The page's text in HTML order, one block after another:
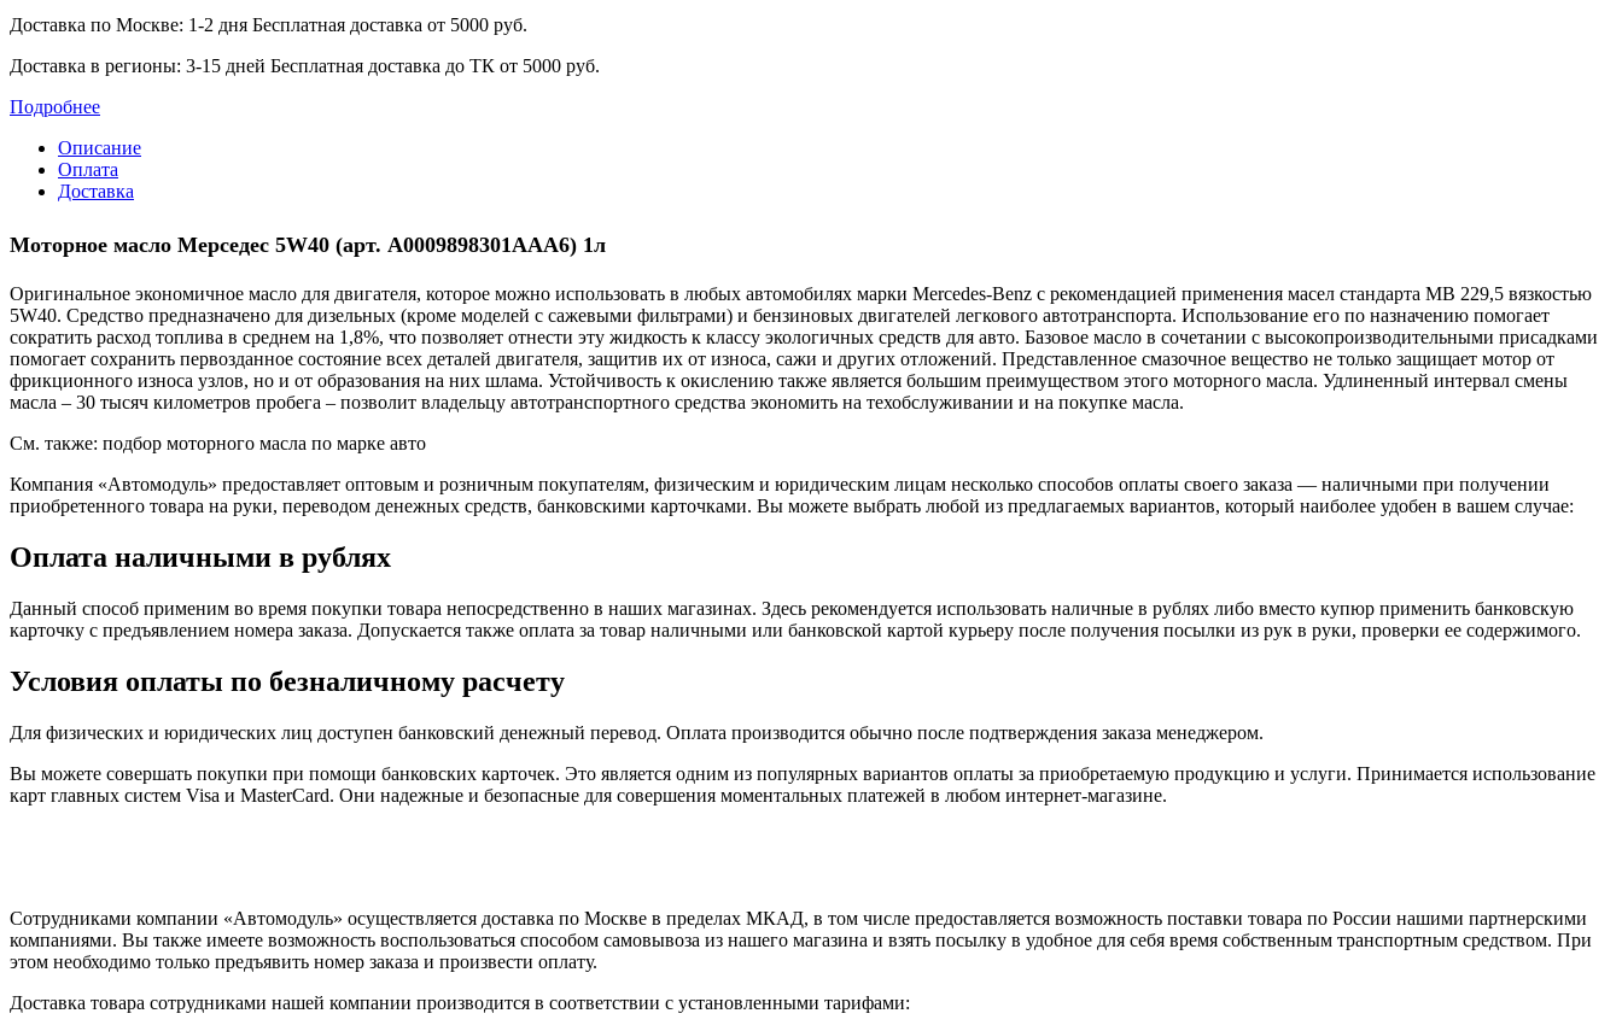
Доставка по Москве: 1-2 дня Бесплатная доставка от 5000 руб.
Доставка в регионы: 3-15 дней Бесплатная доставка до ТК от 5000 руб.
Подробнее
Описание
Оплата
Доставка
Моторное масло Мерседес 5W40 (арт. A0009898301AAA6) 1л
Оригинальное экономичное масло для двигателя, которое можно использовать в любых автомобилях ‎марки Mercedes-Вenz с рекомендацией применения масел стандарта МВ 229,5 вязкостью
5W40. ‎Средство предназначено для дизельных (кроме моделей с сажевыми фильтрами) и бензиновых ‎двигателей легкового автотранспорта. Использование его по назначению помогает
сократить ‎расход топлива в среднем на 1,8%, что позволяет отнести эту жидкость к классу экологичных ‎средств для авто. Базовое масло в сочетании с высокопроизводительными присадками
помогает ‎сохранить первозданное состояние всех деталей двигателя, защитив их от износа, сажи и других ‎отложений. Представленное смазочное вещество не только защищает мотор от
фрикционного ‎износа узлов, но и от образования на них шлама. Устойчивость к окислению также является ‎большим преимуществом этого моторного масла. Удлиненный интервал смены
масла – 30 тысяч ‎километров пробега – позволит владельцу автотранспортного средства экономить на ‎техобслуживании и на покупке масла.
См. также: подбор моторного масла по марке авто
Компания «Автомодуль» предоставляет оптовым и розничным покупателям, физическим и юридическим лицам несколько способов оплаты своего заказа — наличными при получении
приобретенного товара на руки, переводом денежных средств, банковскими карточками. Вы можете выбрать любой из предлагаемых вариантов, который наиболее удобен в вашем случае:
Оплата наличными в рублях
Данный способ применим во время покупки товара непосредственно в наших магазинах. Здесь рекомендуется использовать наличные в рублях либо вместо купюр применить банковскую
карточку с предъявлением номера заказа. Допускается также оплата за товар наличными или банковской картой курьеру после получения посылки из рук в руки, проверки ее содержимого.
Условия оплаты по безналичному расчету
Для физических и юридических лиц доступен банковский денежный перевод. Оплата производится обычно после подтверждения заказа менеджером.
Вы можете совершать покупки при помощи банковских карточек. Это является одним из популярных вариантов оплаты за приобретаемую продукцию и услуги. Принимается использование
карт главных систем Visa и MasterCard. Они надежные и безопасные для совершения моментальных платежей в любом интернет-магазине.
Сотрудниками компании «Автомодуль» осуществляется доставка по Москве в пределах МКАД, в том числе предоставляется возможность поставки товара по России нашими партнерскими
компаниями. Вы также имеете возможность воспользоваться способом самовывоза из нашего магазина и взять посылку в удобное для себя время собственным транспортным средством. При
этом необходимо только предъявить номер заказа и произвести оплату.
Доставка товара сотрудниками нашей компании производится в соответствии с установленными тарифами: